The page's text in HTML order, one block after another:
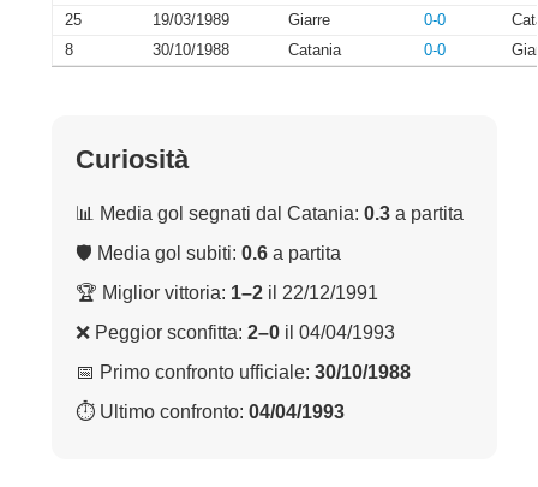
25
19/03/1989 Giarre 0-0
8
30/10/1988 Catania 0-0
Curiosità
📊 Media gol segnati dal Catania: 0.3 a partita
🛡 Media gol subiti: 0.6 a partita
🏆 Miglior vittoria: 1–2 il 22/12/1991
❌ Peggior sconfitta: 2–0 il 04/04/1993
📅 Primo confronto ufficiale: 30/10/1988
⏱ Ultimo confronto: 04/04/1993